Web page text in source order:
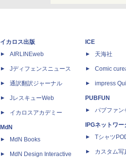
イカロス出版
AIRLINEweb
Jディフェンスニュース
通訳翻訳ジャーナル
JレスキューWeb
イカロスアカデミー
MdN
MdN Books
MdN Design Interactive
ICE
天海社
Comic
impress
PUBFUN
パブファン
IPGネットワー
Tシャツ
カスタム